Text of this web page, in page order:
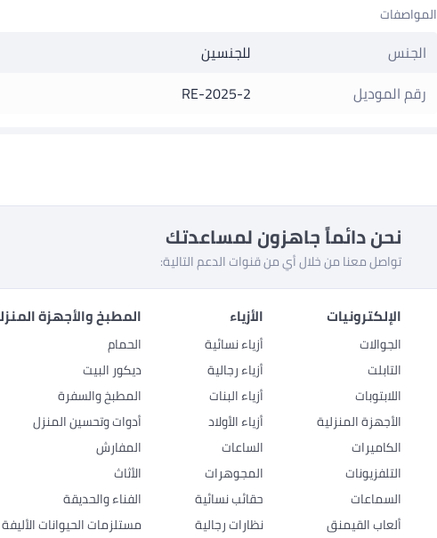
المواصفات
الجنس
للجنسين
رقم الموديل
RE-2025-2
نحن دائماً جاهزون لمساعدتك
تواصل معنا من خلال أي من قنوات الدعم التالية:
الإلكترونيات
الجوالات
التابلت
اللابتوبات
الأجهزة المنزلية
الكاميرات
التلفزيونات
السماعات
ألعاب القيمنق
الأزياء
أزياء نسائية
أزياء رجالية
أزياء البنات
أزياء الأولاد
الساعات
المجوهرات
حقائب نسائية
نظارات رجالية
المطبخ والأجهزة
الحمام
ديكور البيت
المطبخ والسفرة
أدوات وتحسين المنزل
المفارش
الأثاث
الفناء والحديقة
مستلزمات الحيوانات الأليفة